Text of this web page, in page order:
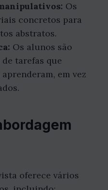
Os
concretos para
abstratos.
Os alunos são
tarefas que
em vez
oferece vários